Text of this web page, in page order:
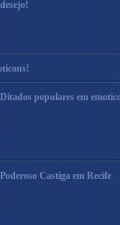
desejo!
Ditados populares em
Poderoso Castiga em Recife